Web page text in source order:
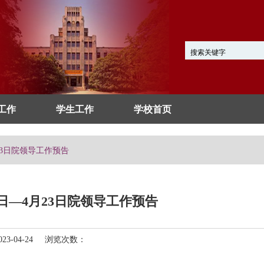
作 学生工作 学校首页
日院领导工作预告
—4月23日院领导工作预告
04-24 浏览次数：